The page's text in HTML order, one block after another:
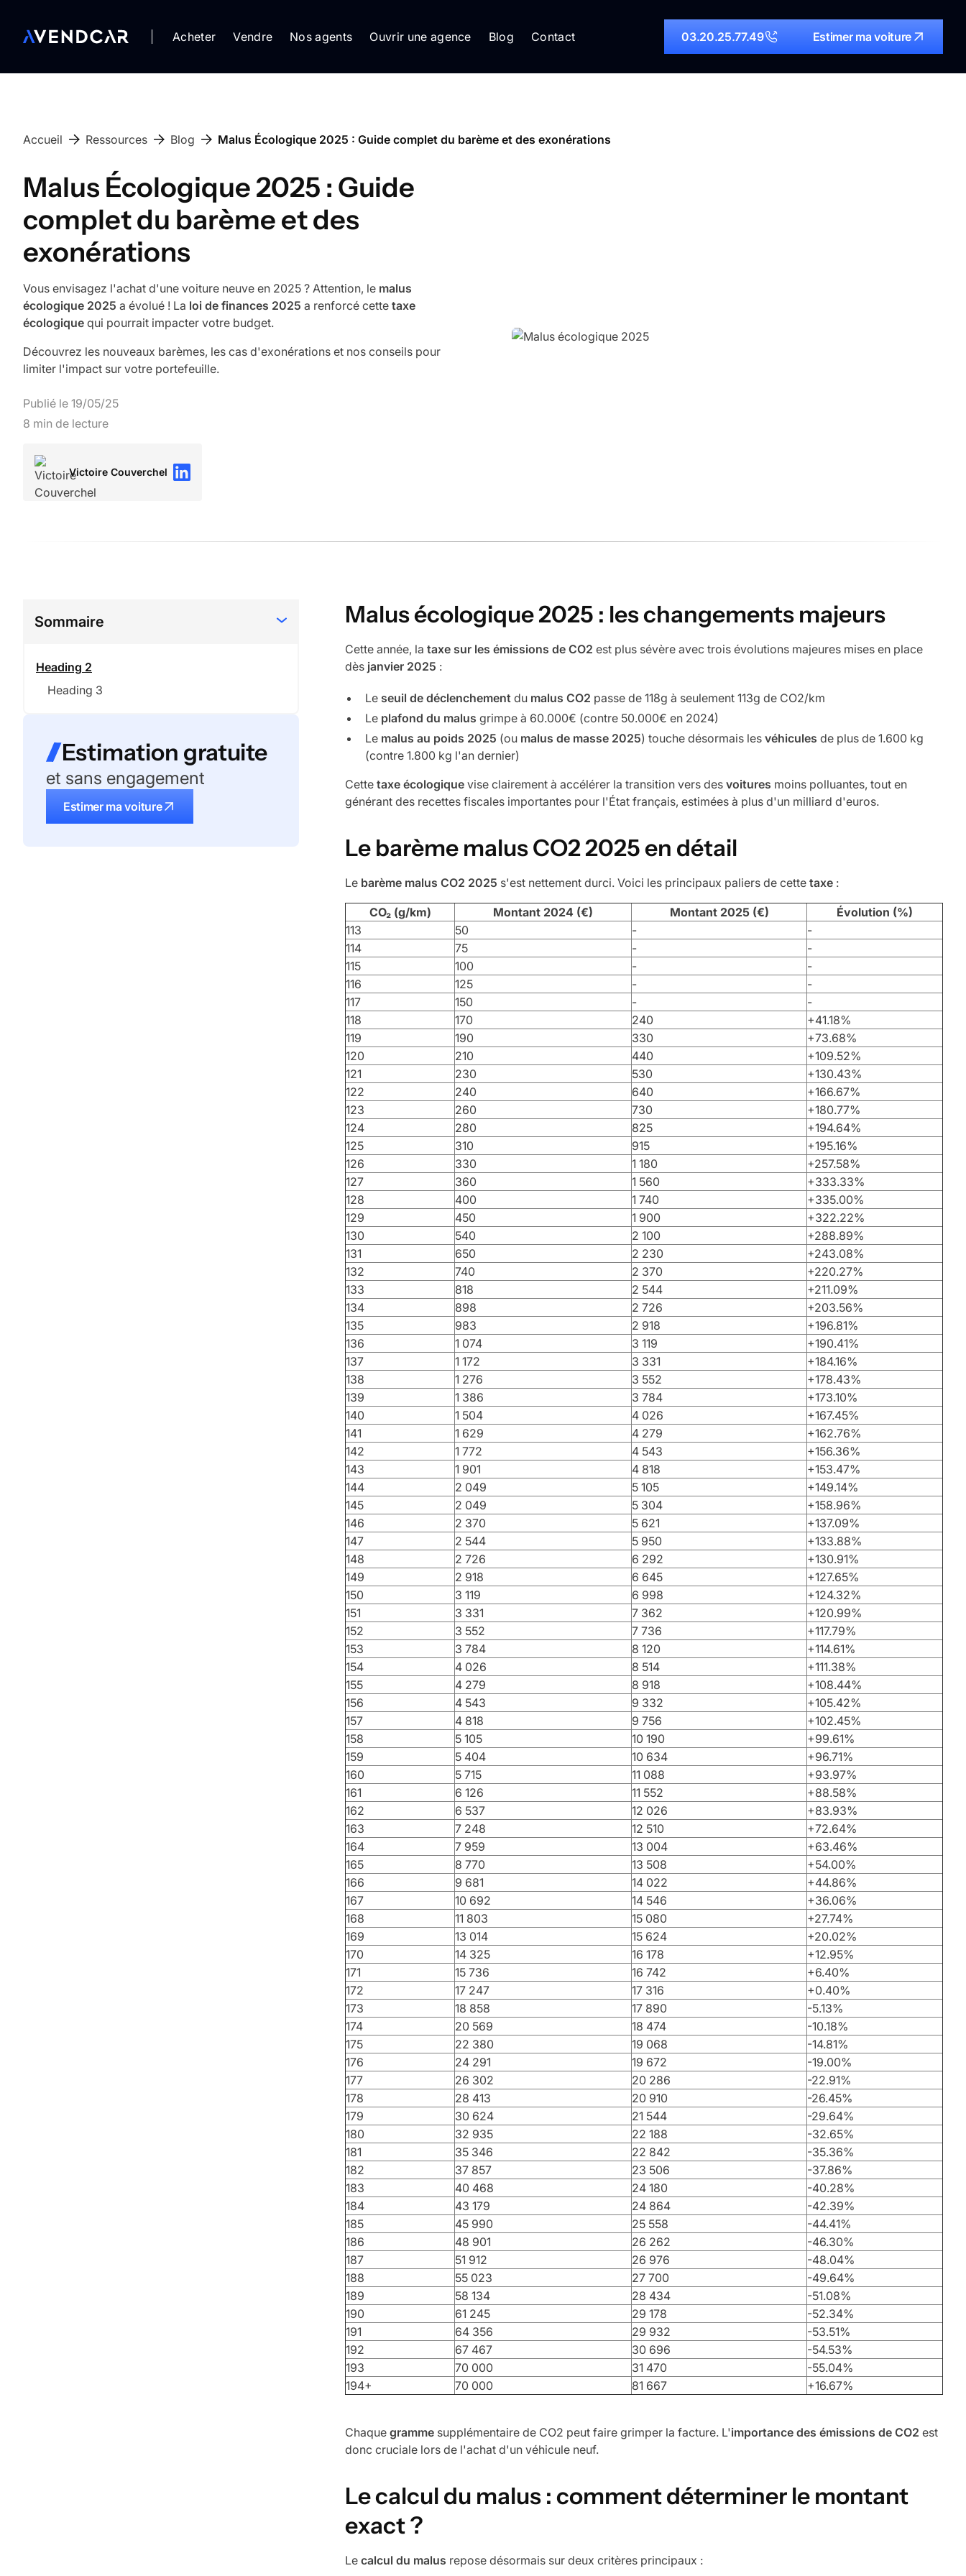
Acheter Vendre Nos agents Ouvrir une agence Blog Contact 03.20.25.77.49 Estimer ma voiture
Accueil Ressources Blog Malus Écologique 2025 : Guide complet du barème et des exonérations
Malus Écologique 2025 : Guide
complet du barème et des
exonérations
Vous envisagez l'achat d'une voiture neuve en 2025 ? Attention, le malus
écologique 2025 a évolué ! La loi de finances 2025 a renforcé cette taxe
écologique qui pourrait impacter votre budget.
Découvrez les nouveaux barèmes, les cas d'exonérations et nos conseils pour
limiter l'impact sur votre portefeuille.
Publié le 19/05/25
8 min de lecture
Victoire Couverchel
Sommaire
Heading 2
Heading 3
Estimation gratuite
et sans engagement
Estimer ma voiture
Malus écologique 2025 : les changements majeurs
Cette année, la taxe sur les émissions de CO2 est plus sévère avec trois évolutions majeures mises en place
dès janvier 2025 :
Le seuil de déclenchement du malus CO2 passe de 118g à seulement 113g de CO2/km
Le plafond du malus grimpe à 60.000€ (contre 50.000€ en 2024)
Le malus au poids 2025 (ou malus de masse 2025) touche désormais les véhicules de plus de 1.600 kg
(contre 1.800 kg l'an dernier)
Cette taxe écologique vise clairement à accélérer la transition vers des voitures moins polluantes, tout en
générant des recettes fiscales importantes pour l'État français, estimées à plus d'un milliard d'euros.
Le barème malus CO2 2025 en détail
Le barème malus CO2 2025 s'est nettement durci. Voici les principaux paliers de cette taxe :
CO₂ (g/km) Montant 2024 (€) Montant 2025 (€)
Évolution (%)
113
50 -
-
114
75 -
-
115
100 -
-
116
125 -
-
117
150 -
-
118
170 240
+41.18%
119
190 330
+73.68%
120
210 440
+109.52%
121
230 530
+130.43%
122
240 640
+166.67%
123
260 730
+180.77%
124
280 825
+194.64%
125
310 915
+195.16%
126
330 1 180
+257.58%
127
360 1 560
+333.33%
128
400 1 740
+335.00%
129
450 1 900
+322.22%
130
540 2 100
+288.89%
131
650 2 230
+243.08%
132
740 2 370
+220.27%
133
818 2 544
+211.09%
134
898 2 726
+203.56%
135
983 2 918
+196.81%
136
1 074 3 119
+190.41%
137
1 172 3 331
+184.16%
138
1 276 3 552
+178.43%
139
1 386 3 784
+173.10%
140
1 504 4 026
+167.45%
141
1 629 4 279
+162.76%
142
1 772 4 543
+156.36%
143
1 901 4 818
+153.47%
144
2 049 5 105
+149.14%
145
2 049 5 304
+158.96%
146
2 370 5 621
+137.09%
147
2 544 5 950
+133.88%
148
2 726 6 292
+130.91%
149
2 918 6 645
+127.65%
150
3 119 6 998
+124.32%
151
3 331 7 362
+120.99%
152
3 552 7 736
+117.79%
153
3 784 8 120
+114.61%
154
4 026 8 514
+111.38%
155
4 279 8 918
+108.44%
156
4 543 9 332
+105.42%
157
4 818 9 756
+102.45%
158
5 105 10 190
+99.61%
159
5 404 10 634
+96.71%
160
5 715 11 088
+93.97%
161
6 126 11 552
+88.58%
162
6 537 12 026
+83.93%
163
7 248 12 510
+72.64%
164
7 959 13 004
+63.46%
165
8 770 13 508
+54.00%
166
9 681 14 022
+44.86%
167
10 692 14 546
+36.06%
168
11 803 15 080
+27.74%
169
13 014 15 624
+20.02%
170
14 325 16 178
+12.95%
171
15 736 16 742
+6.40%
172
17 247 17 316
+0.40%
173
18 858 17 890
-5.13%
174
20 569 18 474
-10.18%
175
22 380 19 068
-14.81%
176
24 291 19 672
-19.00%
177
26 302 20 286
-22.91%
178
28 413 20 910
-26.45%
179
30 624 21 544
-29.64%
180
32 935 22 188
-32.65%
181
35 346 22 842
-35.36%
182
37 857 23 506
-37.86%
183
40 468 24 180
-40.28%
184
43 179 24 864
-42.39%
185
45 990 25 558
-44.41%
186
48 901 26 262
-46.30%
187
51 912 26 976
-48.04%
188
55 023 27 700
-49.64%
189
58 134 28 434
-51.08%
190
61 245 29 178
-52.34%
191
64 356 29 932
-53.51%
192
67 467 30 696
-54.53%
193
70 000 31 470
-55.04%
194+
70 000 81 667 +16.67%
Chaque gramme supplémentaire de CO2 peut faire grimper la facture. L'importance des émissions de CO2 est
donc cruciale lors de l'achat d'un véhicule neuf.
Le calcul du malus : comment déterminer le montant
exact ?
Le calcul du malus repose désormais sur deux critères principaux :